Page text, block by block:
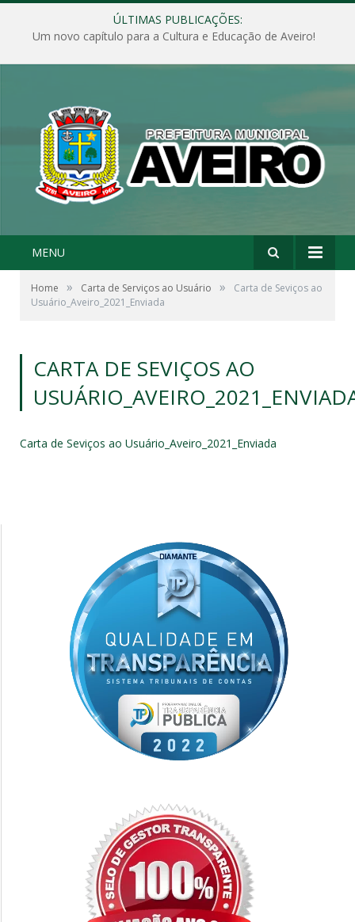
ÚLTIMAS PUBLICAÇÕES:
Um novo capítulo para a Cultura e Educação de Aveiro!
MENU
Home » Carta de Serviços ao Usuário »
Carta de Seviços ao
Usuário_Aveiro_2021_Enviada
CARTA DE SEVIÇOS AO
Carta de Seviços ao Usuário_Aveiro_2021_Enviada